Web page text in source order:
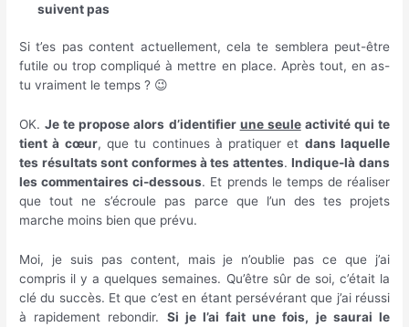
suivent pas
Si t’es pas content actuellement, cela te semblera peut-être
futile ou trop compliqué à mettre en place. Après tout, en as-
tu vraiment le temps ? 😉
OK.Je te propose alors d’identifier une seuleactivité qui te
tient à cœur, que tu continues à pratiquer et dans laquelle
tes résultats sont conformes à tes attentes.Indique-là dans
les commentaires ci-dessous. Et prends le temps de réaliser
que tout ne s’écroule pas parce que l’un des tes projets
marche moins bien que prévu.
Moi, je suis pas content, mais je n’oublie pas ce que j’ai
compris il y a quelques semaines. Qu’être sûr de soi, c’était la
clé du succès. Et que c’est en étant persévérant que j’ai réussi
à rapidement rebondir. Si je l’ai fait une fois, je saurai le